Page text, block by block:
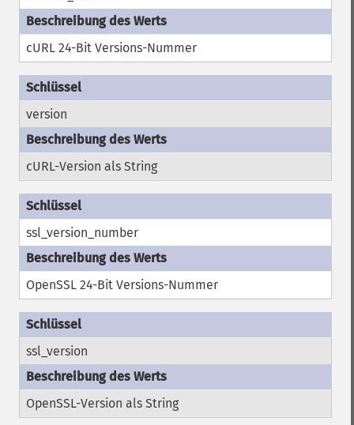
cURL 24-Bit Versions-Nummer
version
cURL-Version als String
ssl_version_number
OpenSSL 24-Bit Versions-Nummer
ssl_version
OpenSSL-Version als String